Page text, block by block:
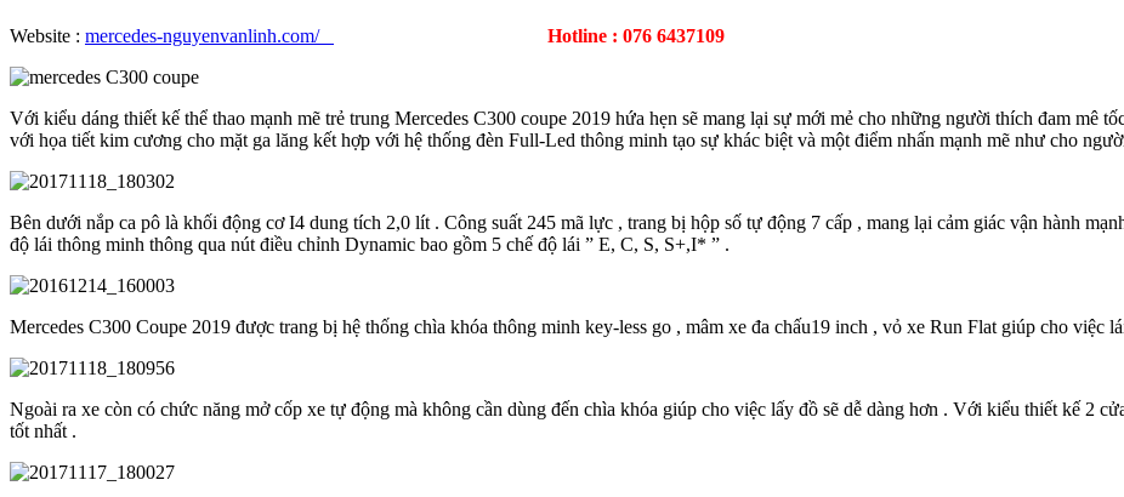
Website : mercedes-nguyenvanlinh.com/ Hotline : 076 6437109
Với kiểu dáng thiết kế thể thao mạnh mẽ trẻ trung Mercedes C300 coupe 2019 hứa hẹn sẽ mang lại sự mới mẻ cho những người thích đam mê
với họa tiết kim cương cho mặt ga lăng kết hợp với hệ thống đèn Full-Led thông minh tạo sự khác biệt và một điểm nhấn mạnh mẽ như cho
Bên dưới nắp ca pô là khối động cơ I4 dung tích 2,0 lít . Công suất 245 mã lực , trang bị hộp số tự động 7 cấp , mang lại cảm giác vận hành
độ lái thông minh thông qua nút điều chỉnh Dynamic bao gồm 5 chế độ lái ” E, C, S, S+,I* ” .
Mercedes C300 Coupe 2019 được trang bị hệ thống chìa khóa thông minh key-less go , mâm xe đa chấu19 inch , vỏ xe Run Flat giúp cho việc
Ngoài ra xe còn có chức năng mở cốp xe tự động mà không cần dùng đến chìa khóa giúp cho việc lấy đồ sẽ dễ dàng hơn . Với kiểu thiết kế 2
tốt nhất .